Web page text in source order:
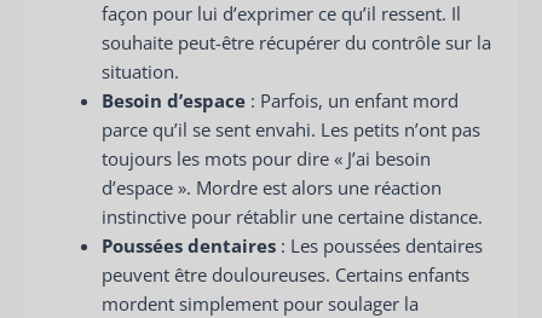
façon pour lui d’exprimer ce qu’il ressent. Il
souhaite peut-être récupérer du contrôle sur la
situation.
Besoin d’espace: Parfois, un enfant mord
parce qu’il se sent envahi. Les petits n’ont pas
toujours les mots pour dire « J’ai besoin
d’espace ». Mordre est alors une réaction
instinctive pour rétablir une certaine distance.
Poussées dentaires: Les poussées dentaires
peuvent être douloureuses. Certains enfants
mordent simplement pour soulager la